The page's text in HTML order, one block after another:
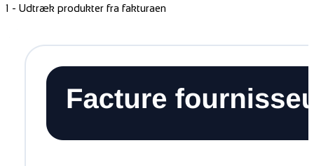
2 - Leverandørdataopslag til beskrivelse